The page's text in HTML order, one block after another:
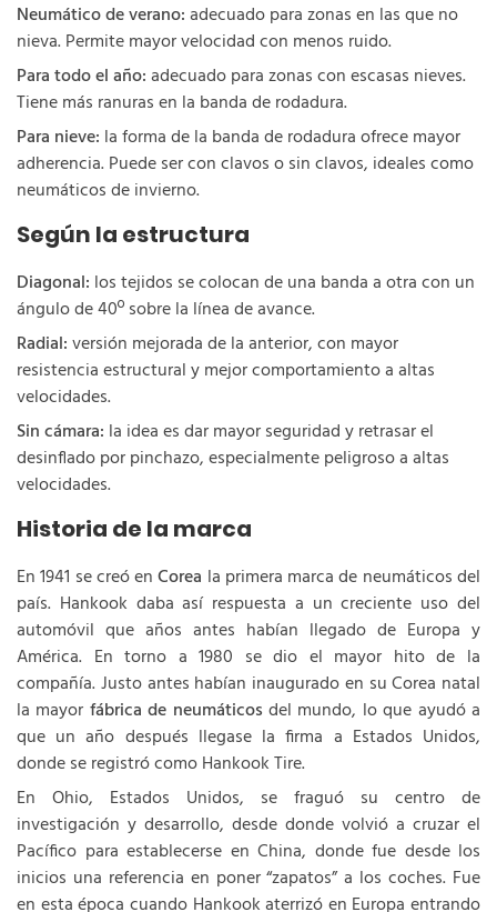
Neumático de verano:adecuado para zonas en las que no
nieva. Permite mayor velocidad con menos ruido.
Para todo el año:adecuado para zonas con escasas nieves.
Tiene más ranuras en la banda de rodadura.
Para nieve: la forma de la banda de rodadura ofrece mayor
adherencia. Puede ser con clavos o sin clavos, ideales como
neumáticos de invierno.
Según la estructura
Diagonal: los tejidos se colocan de una banda a otra con un
ángulo de 40º sobre la línea de avance.
Radial:versión mejorada de la anterior, con mayor
resistencia estructural y mejor comportamiento a altas
velocidades.
Sin cámara: la idea es dar mayor seguridad y retrasar el
desinflado por pinchazo, especialmente peligroso a altas
velocidades.
Historia de la marca
En 1941 se creó enCorea la primera marca de neumáticos del
país. Hankook daba así respuesta a un creciente uso del
automóvil que años antes habían llegado de Europa y
América. En torno a 1980 se dio el mayor hito de la
compañía. Justo antes habían inaugurado en su Corea natal
la mayor fábrica de neumáticos del mundo, lo que ayudó a
que un año después llegase la firma a Estados Unidos,
donde se registró como Hankook Tire.
En Ohio, Estados Unidos, se fraguó su centro de
investigación y desarrollo, desde donde volvió a cruzar el
Pacífico para establecerse en China, donde fue desde los
inicios una referencia en poner “zapatos” a los coches. Fue
en esta época cuando Hankook aterrizó en Europa entrando